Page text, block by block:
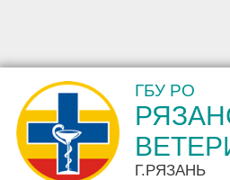
ГБУ РО
Г.РЯЗАНЬ